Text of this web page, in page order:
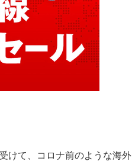
けて、コロナ前のような海外